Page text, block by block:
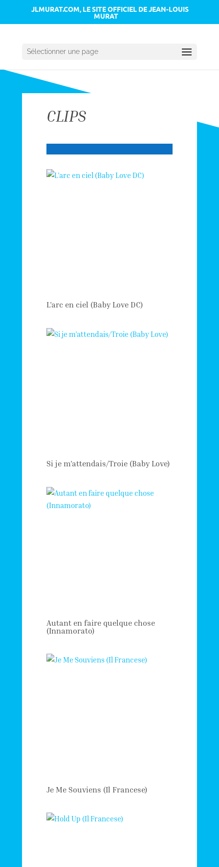
JLMURAT.COM, LE SITE OFFICIEL DE JEAN-LOUIS
MURAT
Sélectionner une page
CLIPS
L’arc en ciel (Baby Love DC)
Si je m’attendais/Troie (Baby Love)
Autant en faire quelque chose
(Innamorato)
Je Me Souviens (Il Francese)